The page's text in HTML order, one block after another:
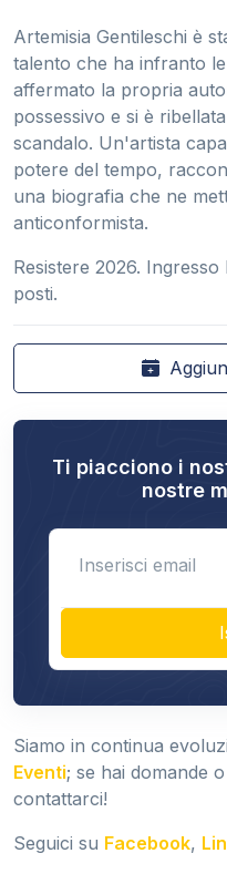
Artemisia Gentileschi è
talento che ha infranto
affermato la propria
possessivo e si è
scandalo. Un'artista
potere del tempo,
una biografia che ne
anticonformista.
Resistere 2026.
posti.
Ti piacciono i
nostre
Siamo in continua
Eventi; se hai domande
contattarci!
Seguici su Facebook,